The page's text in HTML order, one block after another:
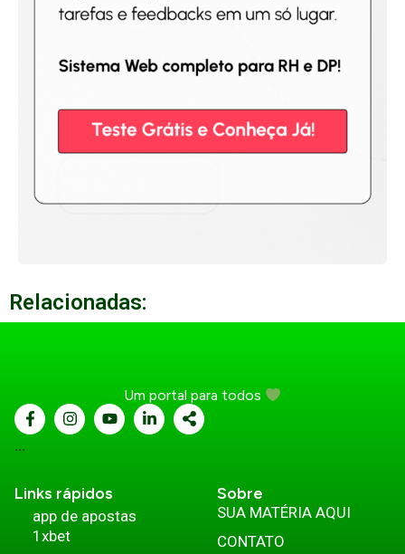
Relacionadas:
Um portal para todos
...
Links rápidos
app de apostas
1xbet
Sobre
SUA MATÉRIA AQUI
CONTATO